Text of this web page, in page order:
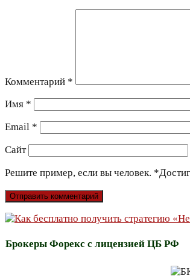
Комментарий *
Имя *
Email *
Сайт
Решите пример, если вы человек. *
Брокеры Форекс с лицензией ЦБ РФ